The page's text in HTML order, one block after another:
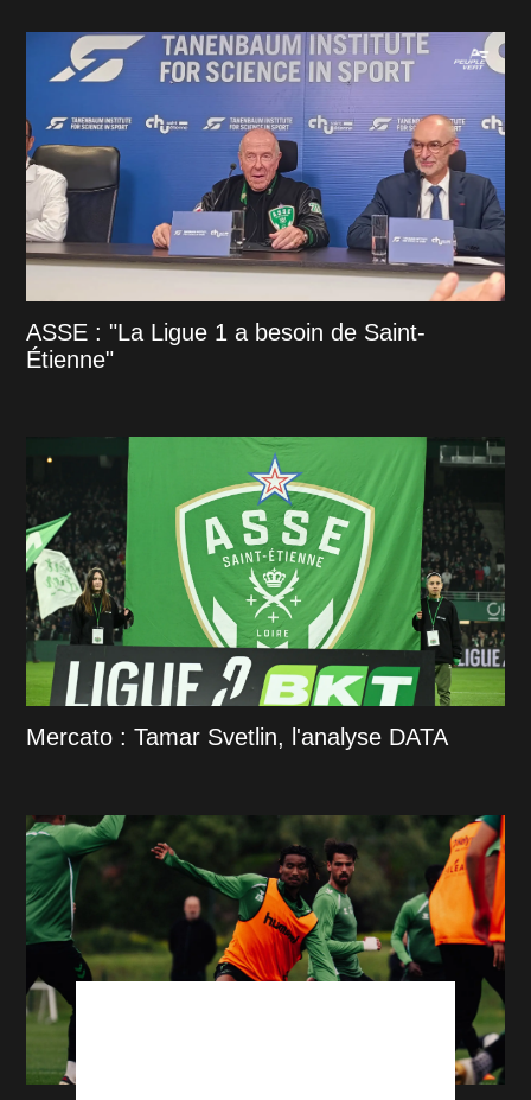
ASSE : "La Ligue 1 a besoin de Saint-
Étienne"
Mercato : Tamar Svetlin, l'analyse DATA